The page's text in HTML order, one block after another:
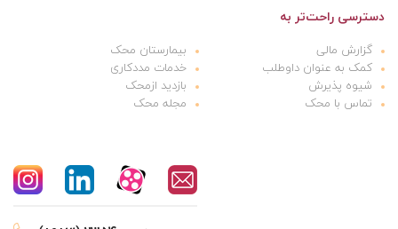
دسترسی راحت‌تر به
گزارش مالی
بیمارستان محک
کمک به عنوان داوطلب
خدمات مددکاری
شیوه پذیرش
بازدید ازمحک
تماس با محک
مجله محک